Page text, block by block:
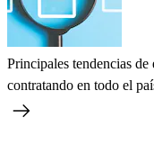
Principales tendencias de
contratando en todo el